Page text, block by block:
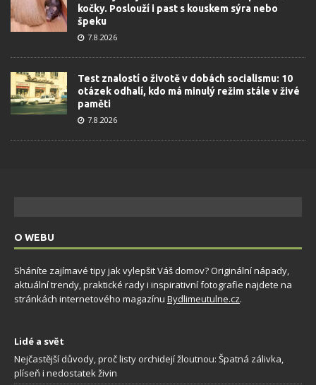
kočky. Poslouží i past s kouskem sýra nebo
špeku
7.8.2026
Test znalostí o životě v dobách socialismu: 10
otázek odhalí, kdo má minulý režim stále v živé
paměti
7.8.2026
O WEBU
Sháníte zajímavé tipy jak vylepšit Váš domov? Originální nápady,
aktuální trendy, praktické rady i inspirativní fotografie najdete na
stránkách internetového magazínu Bydlimeutulne.cz.
Lidé a svět
Nejčastější důvody, proč listy orchidejí žloutnou: Špatná zálivka,
plíseň i nedostatek živin